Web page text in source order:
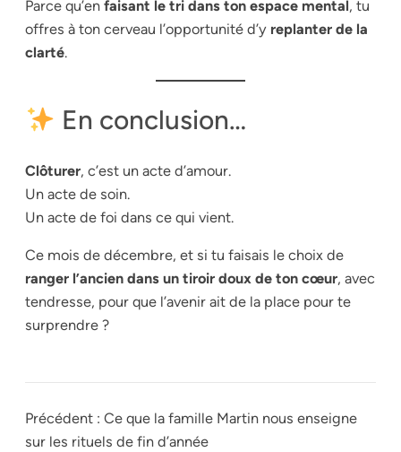
Parce qu’en faisant le tri dans ton espace mental, tu
offres à ton cerveau l’opportunité d’y replanter de la
clarté.
En conclusion…
Clôturer, c’est un acte d’amour.
Un acte de soin.
Un acte de foi dans ce qui vient.
Ce mois de décembre, et si tu faisais le choix de
ranger l’ancien dans un tiroir doux de ton cœur, avec
tendresse, pour que l’avenir ait de la place pour te
surprendre ?
Précédent : Ce que la famille Martin nous enseigne
sur les rituels de fin d’année